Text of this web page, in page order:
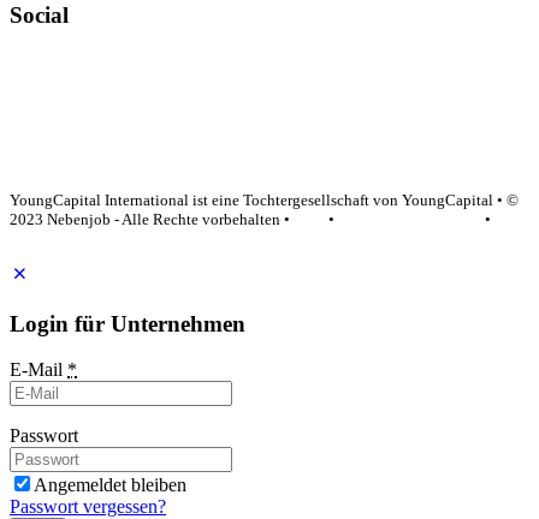
Social
YoungCapital International ist eine Tochtergesellschaft von YoungCapital • ©
2023 Nebenjob - Alle Rechte vorbehalten •
•
•
Login für Unternehmen
E-Mail *
Passwort
Angemeldet bleiben
Passwort vergessen?